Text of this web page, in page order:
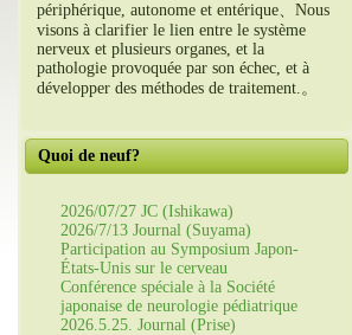
périphérique, autonome et entérique、Nous
visons à clarifier le lien entre le système
nerveux et plusieurs organes, et la
pathologie provoquée par son échec, et à
développer des méthodes de traitement.。
Quoi de neuf?
2026/07/27 JC (Ishikawa)
2026/7/13 Journal (Suyama)
Participation au Symposium Japon-
États-Unis sur le cerveau
Conférence spéciale à la Société
japonaise de neurologie pédiatrique
2026.5.25. Journal (Prise)